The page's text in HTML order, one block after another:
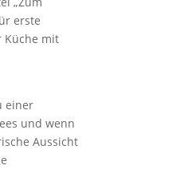
erste
Küche mit
einer
und wenn
Aussicht